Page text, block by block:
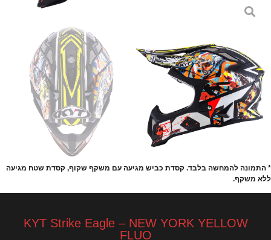
* התמונה להמחשה בלבד. קסדת כביש מגיעה עם משקף שקוף, קסדת שטח מגיעה
ללא משקף.
KYT Strike Eagle – NEW YORK YELLOW
FLUO